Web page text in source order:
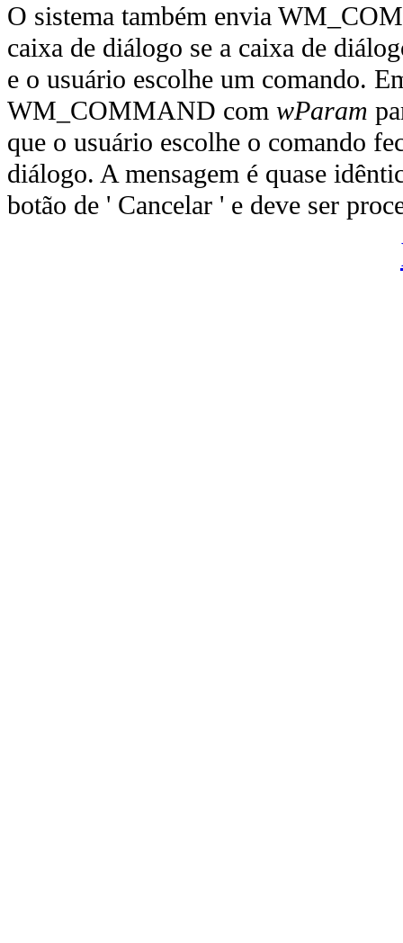
O sistema também envia
caixa de diálogo se a caixa de
e o usuário escolhe um comando.
WM_COMMAND com wParam
que o usuário escolhe o comando
diálogo. A mensagem é quase
botão de ' Cancelar ' e deve ser